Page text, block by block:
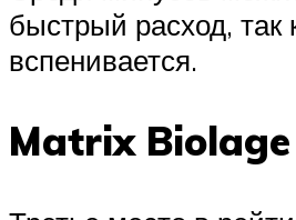
быстрый расход, так
вспенивается.
Matrix Biolage